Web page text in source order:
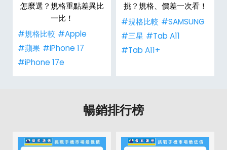
怎麼選？規格重點差異比
一比！
#規格比較 #Apple
#蘋果 #iPhone 17
#iPhone 17e
挑？規格、價差一次看！
#規格比較 #SAMSUNG
#三星 #Tab A11
#Tab A11+
暢銷排行榜